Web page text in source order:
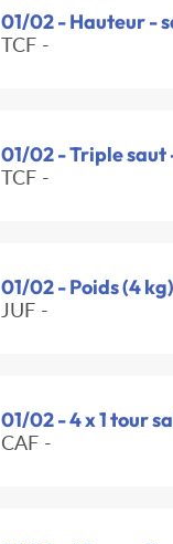
01/02 - Hauteur -
TCF -
01/02 - Triple saut
TCF -
01/02 - Poids (4
JUF -
01/02 - 4 x 1 tour
CAF -